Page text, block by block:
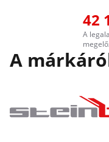
42
A
A